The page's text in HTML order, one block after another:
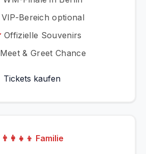
VIP-Bereich optional
Offizielle Souvenirs
Meet & Greet Chance
Tickets kaufen
👨‍👩‍👧‍👦 Familie